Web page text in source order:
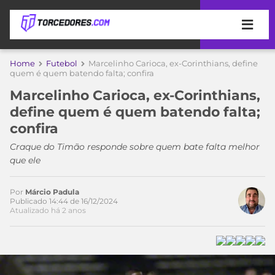
APOSTAS
DE
APOSTA
MELHORES
DE
APOSTAS
2026
BETBOOM
COPA
DO
MUNDO
TIMES
MEU
TIME
PALMEIRAS
CAMPEONATOS
SÉRIE
ESPORTIVA
Home Futebol
Marcelinho Carioca, ex-Corinthians, define
quem é quem batendo falta; confira
Marcelinho Carioca, ex-Corinthians,
define quem é quem batendo falta;
confira
Craque do Timão responde sobre quem bate falta melhor
que ele
Por Márcio Padula
Publicado 14:44 de 16/12/2024
Atualizado há 2 anos